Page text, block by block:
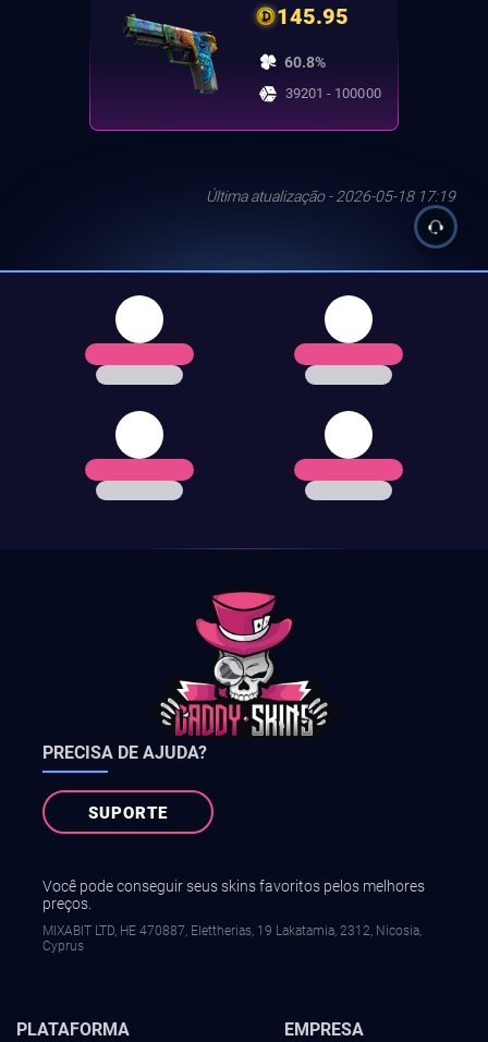
145.95
60.8%
39201 - 100000
Última atualização - 2026-05-18 17:19
PRECISA DE AJUDA?
SUPORTE
Você pode conseguir seus skins favoritos pelos melhores
preços.
MIXABIT LTD, ΗΕ 470887, Elettherias, 19 Lakatamia, 2312, Nicosia,
Cyprus
PLATAFORMA EMPRESA